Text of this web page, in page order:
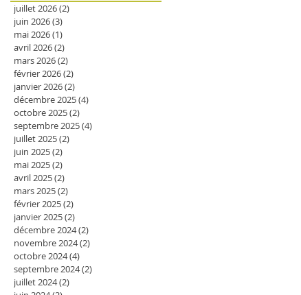
juillet 2026(2)
juin 2026(3)
mai 2026(1)
avril 2026(2)
mars 2026(2)
février 2026(2)
janvier 2026(2)
décembre 2025(4)
octobre 2025(2)
septembre 2025(4)
juillet 2025(2)
juin 2025(2)
mai 2025(2)
avril 2025(2)
mars 2025(2)
février 2025(2)
janvier 2025(2)
décembre 2024(2)
novembre 2024(2)
octobre 2024(4)
septembre 2024(2)
juillet 2024(2)